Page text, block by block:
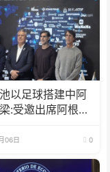
以足球搭建中阿
:受邀出席阿根廷
06日 0